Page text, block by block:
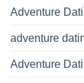
Adventure
adventure
Adventure